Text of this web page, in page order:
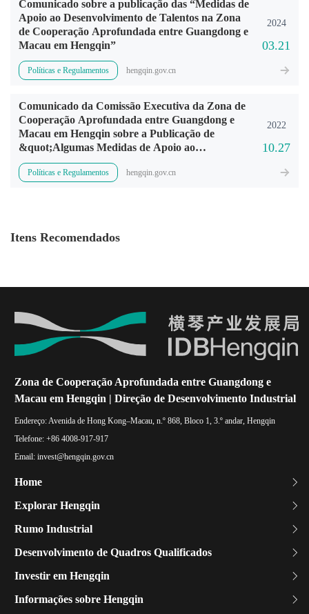
Comunicado sobre a publicação das “Medidas de
Apoio ao Desenvolvimento de Talentos na Zona
de Cooperação Aprofundada entre Guangdong e
Macau em Hengqin”
03.21
2024
Políticas e Regulamentos hengqin.gov.cn
Comunicado da Comissão Executiva da Zona de
Cooperação Aprofundada entre Guangdong e
Macau em Hengqin sobre a Publicação de
&quot;Algumas Medidas de Apoio ao
Desenvolvimento de Alta Qualidade da Indústria
de Big Health da Biomedicina na Zona de
10.27
2022
Políticas e Regulamentos hengqin.gov.cn
Itens Recomendados
Zona de Cooperação Aprofundada entre Guangdong e
Macau em Hengqin | Direção de Desenvolvimento Industrial
Endereço: Avenida de Hong Kong–Macau, n.º 868, Bloco 1, 3.º andar, Hengqin
Telefone: +86 4008-917-917
Email: invest@hengqin.gov.cn
Home
Explorar Hengqin
Rumo Industrial
Desenvolvimento de Quadros Qualificados
Investir em Hengqin
Informações sobre Hengqin